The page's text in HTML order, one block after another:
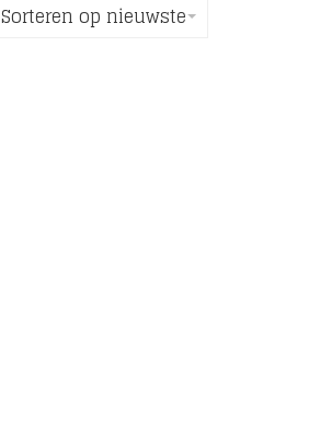
Sorteren op nieuwste